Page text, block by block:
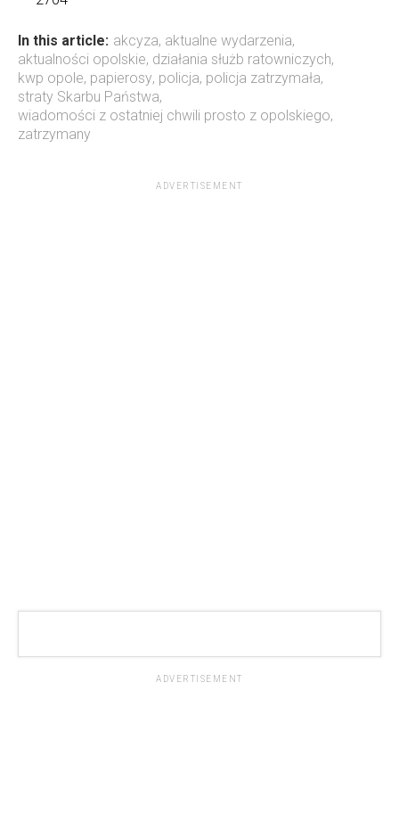
In this article: akcyza, aktualne wydarzenia,
aktualności opolskie, działania służb ratowniczych,
kwp opole, papierosy, policja, policja zatrzymała,
straty Skarbu Państwa,
wiadomości z ostatniej chwili prosto z opolskiego,
zatrzymany
ADVERTISEMENT
ADVERTISEMENT